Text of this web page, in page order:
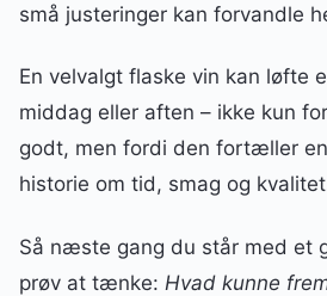
små justeringer kan forvandle
En velvalgt flaske vin kan løfte
middag eller aften – ikke kun
godt, men fordi den fortæller
historie om tid, smag og
Så næste gang du står med et
prøv at tænke: Hvad kunne